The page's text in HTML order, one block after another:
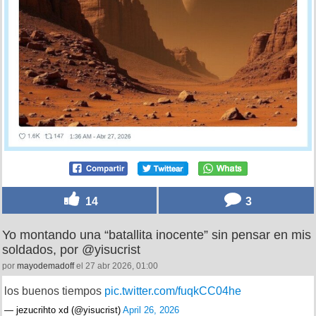
14 3
Yo montando una “batallita inocente” sin pensar en mis
soldados, por @yisucrist
por mayodemadoffel 27 abr 2026, 01:00
los buenos tiempos pic.twitter.com/fuqkCC04he
— jezucrihto xd (@yisucrist) April 26, 2026